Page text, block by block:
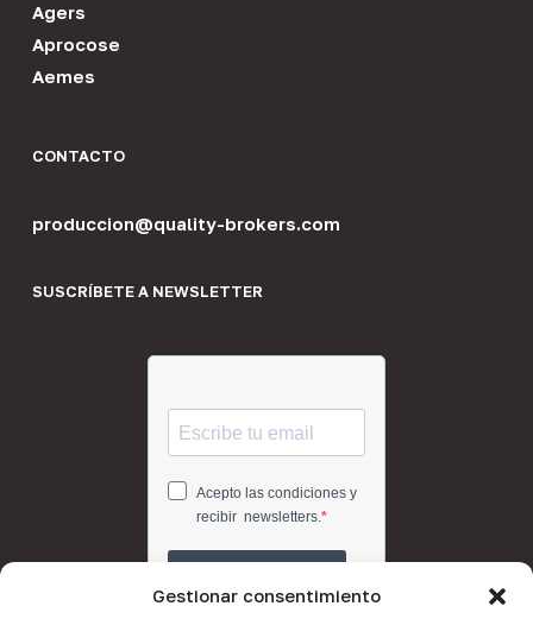
Gestionar consentimiento
Agers
Aprocose
Aemes
CONTACTO
produccion@quality-brokers.com
SUSCRÍBETE A NEWSLETTER